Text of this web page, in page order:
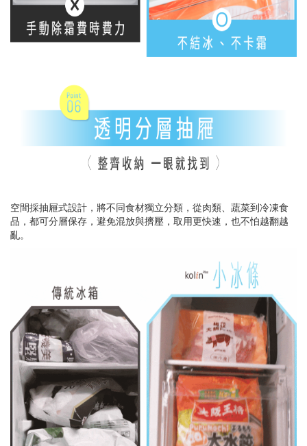
空間採抽屜式設計，將不同食材獨立分類，從肉類、蔬菜到冷凍食
品，都可分層保存，避免混放與擠壓 ，取用更快速，也不怕越翻越
亂。